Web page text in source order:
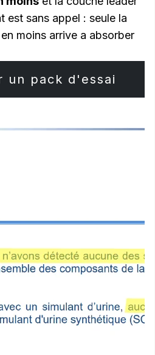
est sans appel : seule la
moins arrive a absorber
un pack d'essai